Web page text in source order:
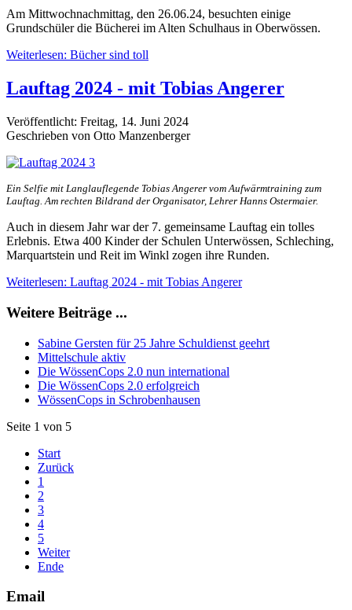
Am Mittwochnachmittag, den 26.06.24, besuchten einige
Grundschüler die Bücherei im Alten Schulhaus in Oberwössen.
Weiterlesen: Bücher sind toll
Lauftag 2024 - mit Tobias Angerer
Veröffentlicht: Freitag, 14. Juni 2024
Geschrieben von Otto Manzenberger
Ein Selfie mit Langlauflegende Tobias Angerer vom Aufwärmtraining zum
Lauftag. Am rechten Bildrand der Organisator, Lehrer Hanns Ostermaier.
Auch in diesem Jahr war der 7. gemeinsame Lauftag ein tolles
Erlebnis. Etwa 400 Kinder der Schulen Unterwössen, Schleching,
Marquartstein und Reit im Winkl zogen ihre Runden.
Weiterlesen: Lauftag 2024 - mit Tobias Angerer
Weitere Beiträge ...
Sabine Gersten für 25 Jahre Schuldienst geehrt
Mittelschule aktiv
Die WössenCops 2.0 nun international
Die WössenCops 2.0 erfolgreich
WössenCops in Schrobenhausen
Seite 1 von 5
Start
Zurück
1
2
3
4
5
Weiter
Ende
Email